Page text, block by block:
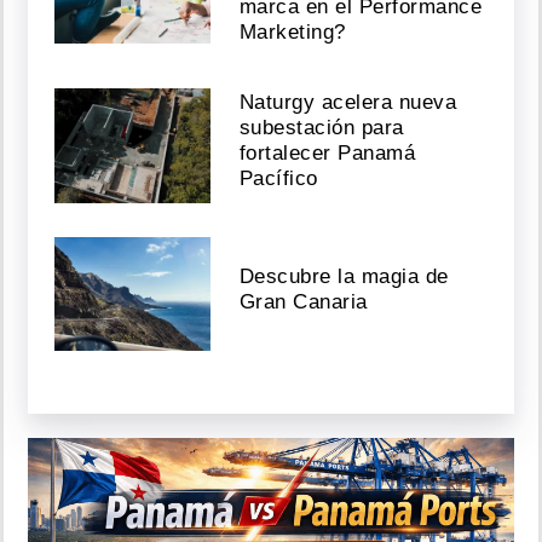
marca en el Performance
Marketing?
Naturgy acelera nueva
subestación para
fortalecer Panamá
Pacífico
Descubre la magia de
Gran Canaria